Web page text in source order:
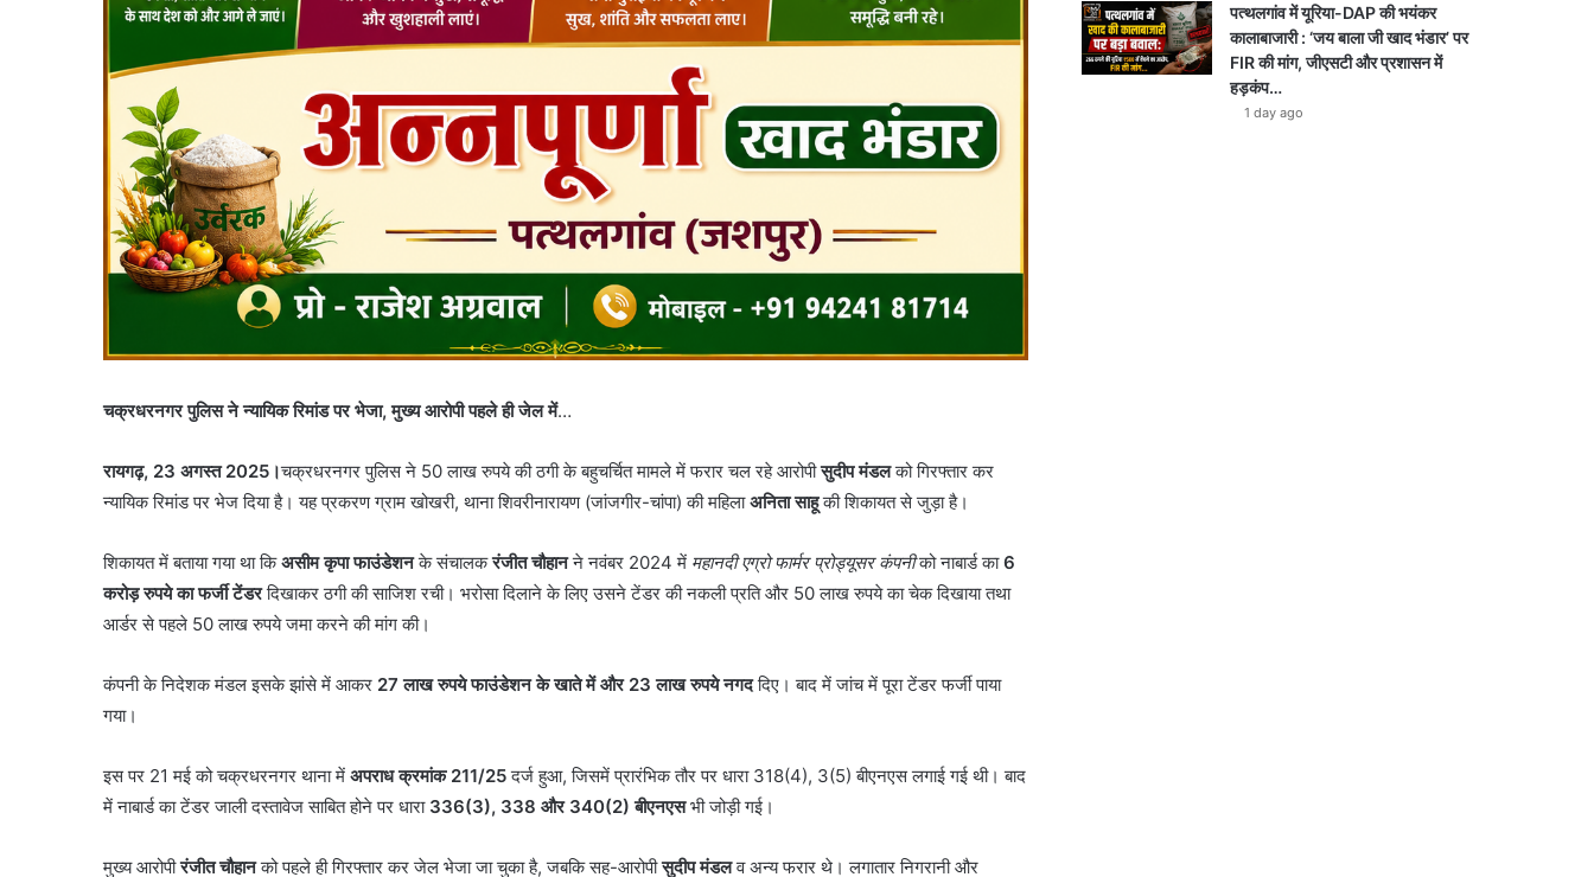
चक्रधरनगर पुलिस ने न्यायिक रिमांड पर भेजा, मुख्य आरोपी पहले ही जेल में…
रायगढ़, 23 अगस्त 2025।चक्रधरनगर पुलिस ने 50 लाख रुपये की ठगी के बहुचर्चित मामले में फरार चल रहे आरोपीसुदीप मंडलको गिरफ्तार कर
न्यायिक रिमांड पर भेज दिया है। यह प्रकरण ग्राम खोखरी, थाना शिवरीनारायण (जांजगीर-चांपा) की महिलाअनिता साहूकी शिकायत से जुड़ा है।
शिकायत में बताया गया था किअसीम कृपा फाउंडेशनके संचालकरंजीत चौहानने नवंबर 2024 में महानदी एग्रो फार्मर प्रोड्यूसर कंपनीको नाबार्ड का6
करोड़ रुपये का फर्जी टेंडरदिखाकर ठगी की साजिश रची। भरोसा दिलाने के लिए उसने टेंडर की नकली प्रति और 50 लाख रुपये का चेक दिखाया तथा
आर्डर से पहले 50 लाख रुपये जमा करने की मांग की।
कंपनी के निदेशक मंडल इसके झांसे में आकर 27 लाख रुपये फाउंडेशन के खाते में और 23 लाख रुपये नगददिए। बाद में जांच में पूरा टेंडर फर्जी पाया
गया।
इस पर 21 मई को चक्रधरनगर थाना में अपराध क्रमांक 211/25दर्ज हुआ, जिसमें प्रारंभिक तौर पर धारा 318(4), 3(5) बीएनएस लगाई गई थी। बाद
में नाबार्ड का टेंडर जाली दस्तावेज साबित होने पर धारा 336(3), 338 और 340(2) बीएनएसभी जोड़ी गई।
मुख्य आरोपीरंजीत चौहानको पहले ही गिरफ्तार कर जेल भेजा जा चुका है, जबकि सह-आरोपीसुदीप मंडलव अन्य फरार थे। लगातार निगरानी और
पत्थलगांव में यूरिया-DAP की भयंकर
कालाबाजारी : ‘जय बाला जी खाद भंडार’ पर
FIR की मांग, जीएसटी और प्रशासन में
हड़कंप…
1 day ago